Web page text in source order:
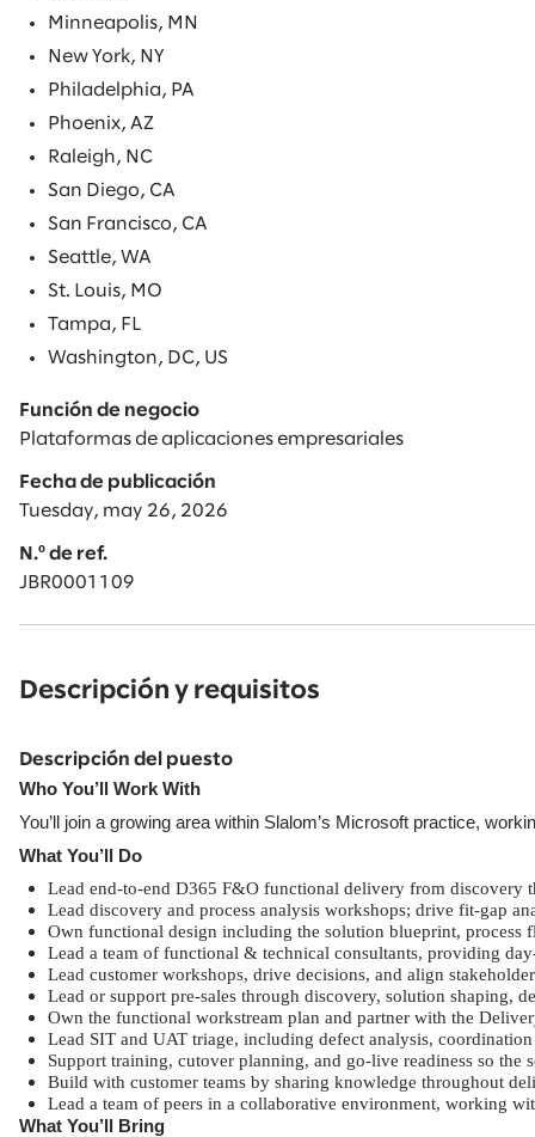
Minneapolis, MN
New York, NY
Philadelphia, PA
Phoenix, AZ
Raleigh, NC
San Diego, CA
San Francisco, CA
Seattle, WA
St. Louis, MO
Tampa, FL
Washington, DC, US
Función de negocio
Plataformas de aplicaciones empresariales
Fecha de publicación
Tuesday, may 26, 2026
N.º de ref.
JBR0001109
Descripción y requisitos
Descripción del puesto
Who You’ll Work With
You’ll join a growing area within Slalom’s Microsoft practice,
What You’ll Do
Lead end-to-end D365 F&O functional delivery from discovery
Lead discovery and process analysis workshops; drive fit-gap
Own functional design including the solution blueprint, process
Lead a team of functional & technical consultants, providing
Lead customer workshops, drive decisions, and align
Lead or support pre-sales through discovery, solution shaping,
Own the functional workstream plan and partner with the
Lead SIT and UAT triage, including defect analysis,
Support training, cutover planning, and go-live readiness so the
Build with customer teams by sharing knowledge throughout
Lead a team of peers in a collaborative environment, working
What You’ll Bring